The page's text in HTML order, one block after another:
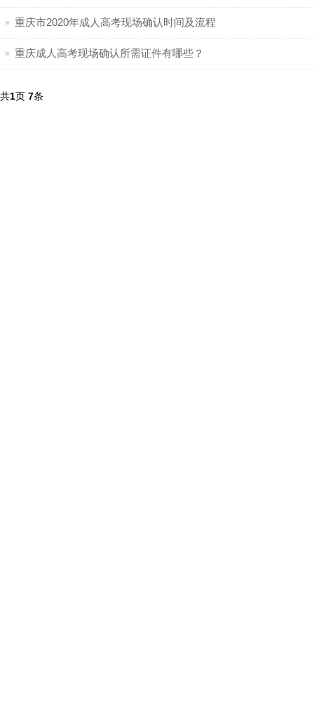
重庆市2020年成人高考现场确认时间及流程
重庆成人高考现场确认所需证件有哪些？
共1页 7条